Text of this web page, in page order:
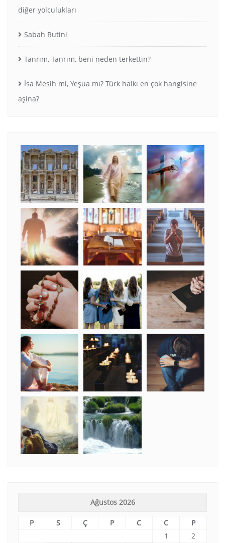
diğer yolculukları
Sabah Rutini
Tanrım, Tanrım, beni neden terkettin?
İsa Mesih mi, Yeşua mı? Türk halkı en çok hangisine
aşina?
Ağustos 2026
P S Ç P C C
P
1
2